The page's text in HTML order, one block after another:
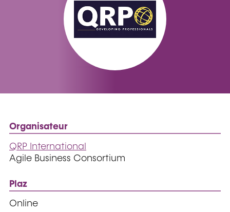
Organisateur
QRP International
Agile Business Consortium
Plaz
Online